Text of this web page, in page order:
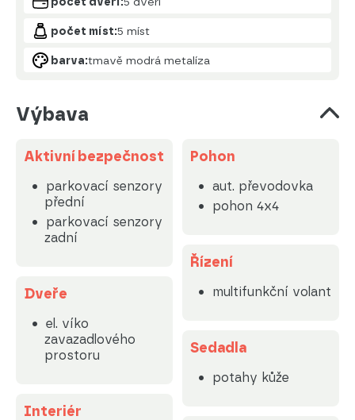
počet míst:5 míst
barva:tmavě modrá metalíza
Výbava
Aktivní bezpečnost
parkovací senzory
přední
parkovací senzory
zadní
Dveře
el. víko
zavazadlového
prostoru
Interiér
Pohon
aut. převodovka
pohon 4x4
Řízení
multifunkční volant
Sedadla
potahy kůže